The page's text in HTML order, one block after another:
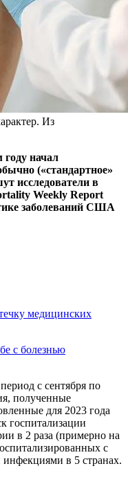
Из
начал
(«стандартное»
исследователи в
Weekly Report
заболеваний США
медицинских
с болезнью
с сентября по
полученные
для 2023 года
госпитализации
в 2 раза (примерно на
с
в 5 странах.